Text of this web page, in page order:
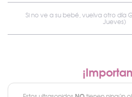
Si no ve a su bebé, vuelva otro día
Jueves)